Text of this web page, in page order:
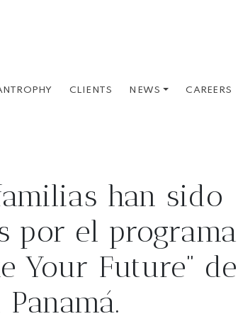
CLIENTS NEWS CAREERS
han sido
por el programa
Your Future” de